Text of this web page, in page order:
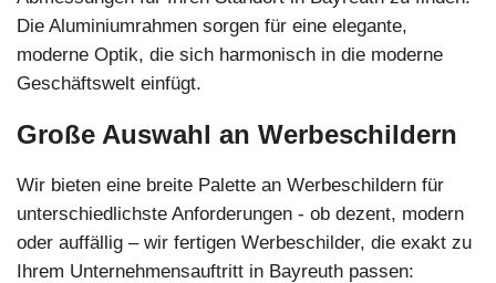
Die Aluminiumrahmen sorgen für eine elegante,
moderne Optik, die sich harmonisch in die moderne
Geschäftswelt einfügt.
Große Auswahl an Werbeschildern
Wir bieten eine breite Palette an Werbeschildern für
unterschiedlichste Anforderungen - ob dezent, modern
oder auffällig – wir fertigen Werbeschilder, die exakt zu
Ihrem Unternehmensauftritt in Bayreuth passen: